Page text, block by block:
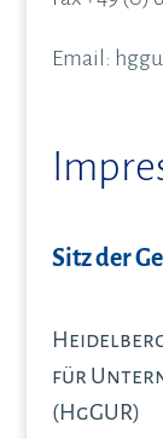
Email:
Sitz der
für
(HgGUR)